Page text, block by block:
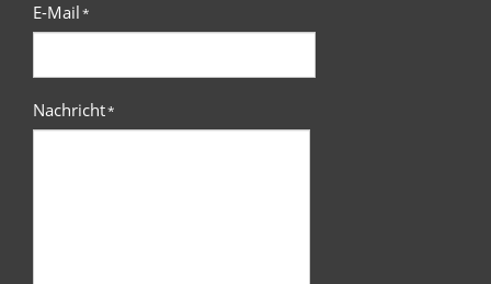
E-Mail*
Nachricht*